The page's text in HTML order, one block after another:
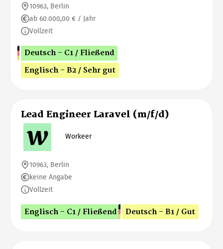
10963, Berlin
ab 60.000,00 € / Jahr
Vollzeit
Deutsch - C1 / Fließend
Englisch - B2 / Sehr gut
Lead Engineer Laravel (m/f/d)
Workeer
10963, Berlin
keine Angabe
Vollzeit
Englisch - C1 / Fließend Deutsch - B1 / Gut